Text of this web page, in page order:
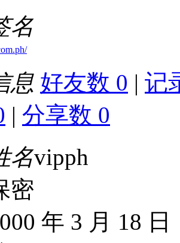
名
息 好友数 0 | 记
| 分享数 0
名vipph
密
年 3 月 18 日